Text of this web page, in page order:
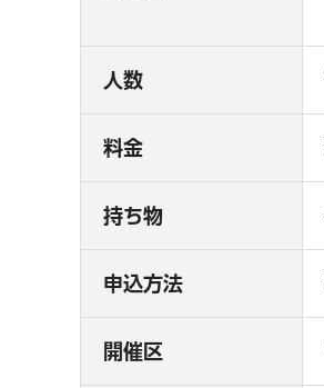
人数
料金
持ち物
申込方法
開催区